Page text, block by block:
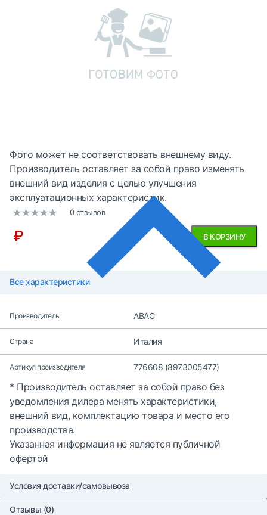
Фото может не соответствовать внешнему виду.
Производитель оставляет за собой право изменять
внешний вид изделия с целью улучшения
эксплуатационных характеристик.
0 отзывов
₽ В КОРЗИНУ
Все характеристики
Производитель ABAC
Страна Италия
Артикул производителя 776608 (8973005477)
* Производитель оставляет за собой право без
уведомления дилера менять характеристики,
внешний вид, комплектацию товара и место его
производства.
Указанная информация не является публичной
офертой
Условия доставки/самовывоза
Отзывы (0)